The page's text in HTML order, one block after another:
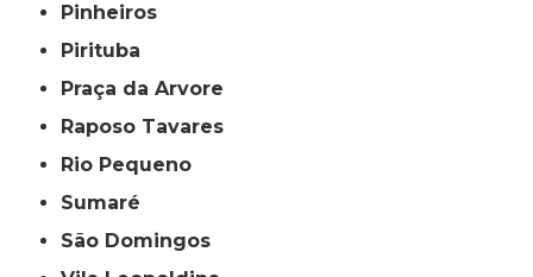
Pinheiros
Pirituba
Praça da Arvore
Raposo Tavares
Rio Pequeno
Sumaré
São Domingos